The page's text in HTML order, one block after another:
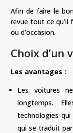
Afin de faire le
revue tout ce
ou d’occasion.
Choix d’un
Les avantages :
Les voitures
longtemps.
technologies
qui se traduit